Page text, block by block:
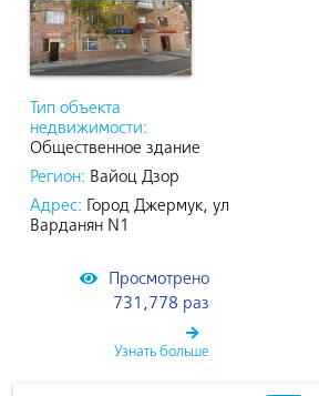
Тип объекта
недвижимости:
Общественное здание
Регион: Вайоц Дзор
Адрес: Город Джермук, ул
Варданян N1
Просмотрено
731,778 раз
Узнать больше